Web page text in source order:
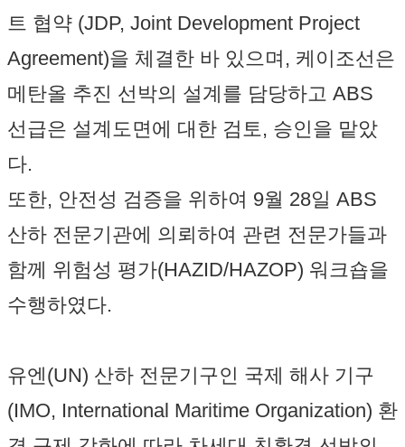
트 협약 (JDP, Joint Development Project
Agreement)을 체결한 바 있으며, 케이조선은
메탄올 추진 선박의 설계를 담당하고 ABS
선급은 설계도면에 대한 검토, 승인을 맡았
다.
또한, 안전성 검증을 위하여 9월 28일 ABS
산하 전문기관에 의뢰하여 관련 전문가들과
함께 위험성 평가(HAZID/HAZOP) 워크숍을
수행하였다.
유엔(UN) 산하 전문기구인 국제 해사 기구
(IMO, International Maritime Organization) 환